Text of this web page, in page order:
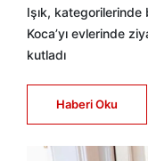
Işık,
Koca’yı evlerinde
kutladı
Haberi Oku